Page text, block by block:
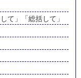
て」「総括して」